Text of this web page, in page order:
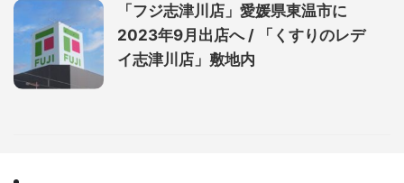
「フジ志津川店」愛媛県東温市に
2023年9月出店へ / 「くすりのレデ
イ志津川店」敷地内